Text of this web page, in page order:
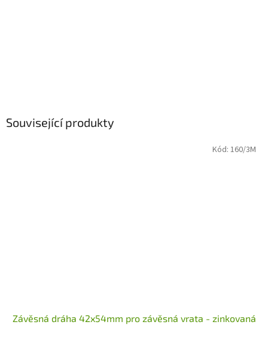
Související produkty
Závěsná dráha 42x54mm pro závěsná vrata - zinkovaná
Kód: 160/3M